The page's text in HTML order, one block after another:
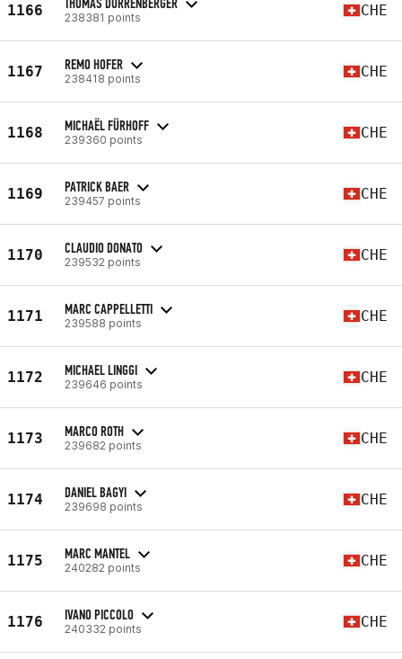
1166 238381 points CHE
1167 REMO HOFER
238418 points CHE
1168 MICHAËL FÜRHOFF
239360 points CHE
1169 PATRICK BAER
239457 points CHE
1170 CLAUDIO DONATO
239532 points CHE
1171 MARC CAPPELLETTI
239588 points CHE
1172 MICHAEL LINGGI
239646 points CHE
1173 MARCO ROTH
239682 points CHE
1174 DANIEL BAGYI
239698 points CHE
1175 MARC MANTEL
240282 points CHE
1176 IVANO PICCOLO
240332 points CHE